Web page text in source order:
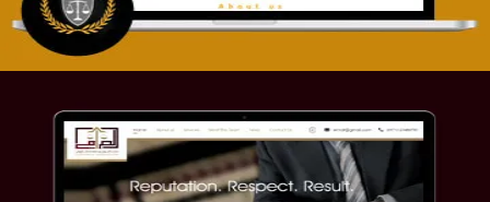
موقع الصرامي للمحاماة